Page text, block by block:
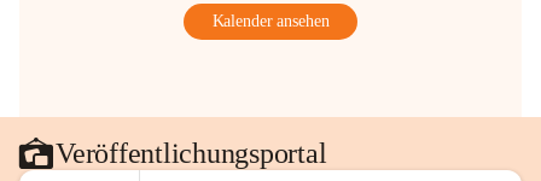
Kalender ansehen
Veröffentlichungsportal